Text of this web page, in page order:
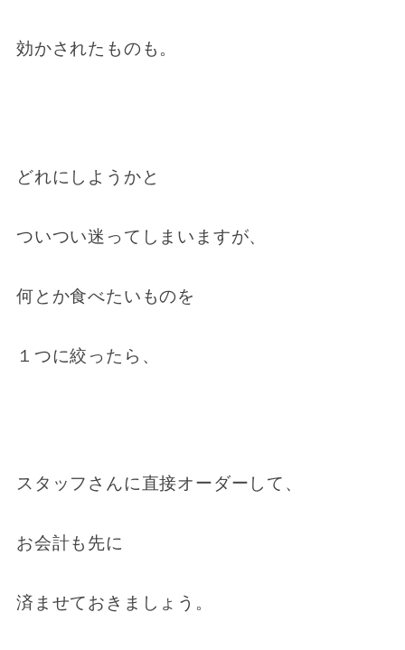
効かされたものも。
どれにしようかと
ついつい迷ってしまいますが、
何とか食べたいものを
１つに絞ったら、
スタッフさんに直接オーダーして、
お会計も先に
済ませておきましょう。